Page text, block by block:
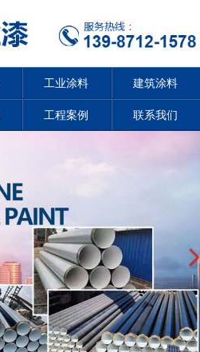
工业涂料 建筑涂料
工程案例 联系我们